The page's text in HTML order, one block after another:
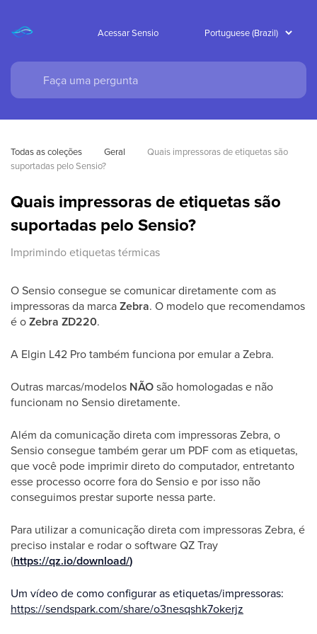
Acessar Sensio
Todas as coleções Geral
Quais impressoras de etiquetas são
suportadas pelo Sensio?
Quais impressoras de etiquetas são
suportadas pelo Sensio?
Imprimindo etiquetas térmicas
O Sensio consegue se comunicar diretamente com as
impressoras da marcaZebra. O modelo que recomendamos
é oZebra ZD220.
A Elgin L42 Pro também funciona por emular a Zebra.
Outras marcas/modelos NÃOsão homologadas e não
funcionam no Sensio diretamente.
Além da comunicação direta com impressoras Zebra, o
Sensio consegue também gerar um PDF com as etiquetas,
que você pode imprimir direto do computador, entretanto
esse processo ocorre fora do Sensio e por isso não
conseguimos prestar suporte nessa parte.
Para utilizar a comunicação direta com impressoras Zebra, é
preciso instalar e rodar o software QZ Tray
(https://qz.io/download/)
Um vídeo de como configurar as etiquetas/impressoras:
https://sendspark.com/share/o3nesqshk7okerjz